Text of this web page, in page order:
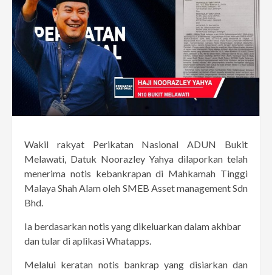
Wakil rakyat Perikatan Nasional ADUN Bukit
Melawati, Datuk Noorazley Yahya dilaporkan telah
menerima notis kebankrapan di Mahkamah Tinggi
Malaya Shah Alam oleh SMEB Asset management Sdn
Bhd.
Ia berdasarkan notis yang dikeluarkan dalam akhbar
dan tular di aplikasi Whatapps.
Melalui keratan notis bankrap yang disiarkan dan